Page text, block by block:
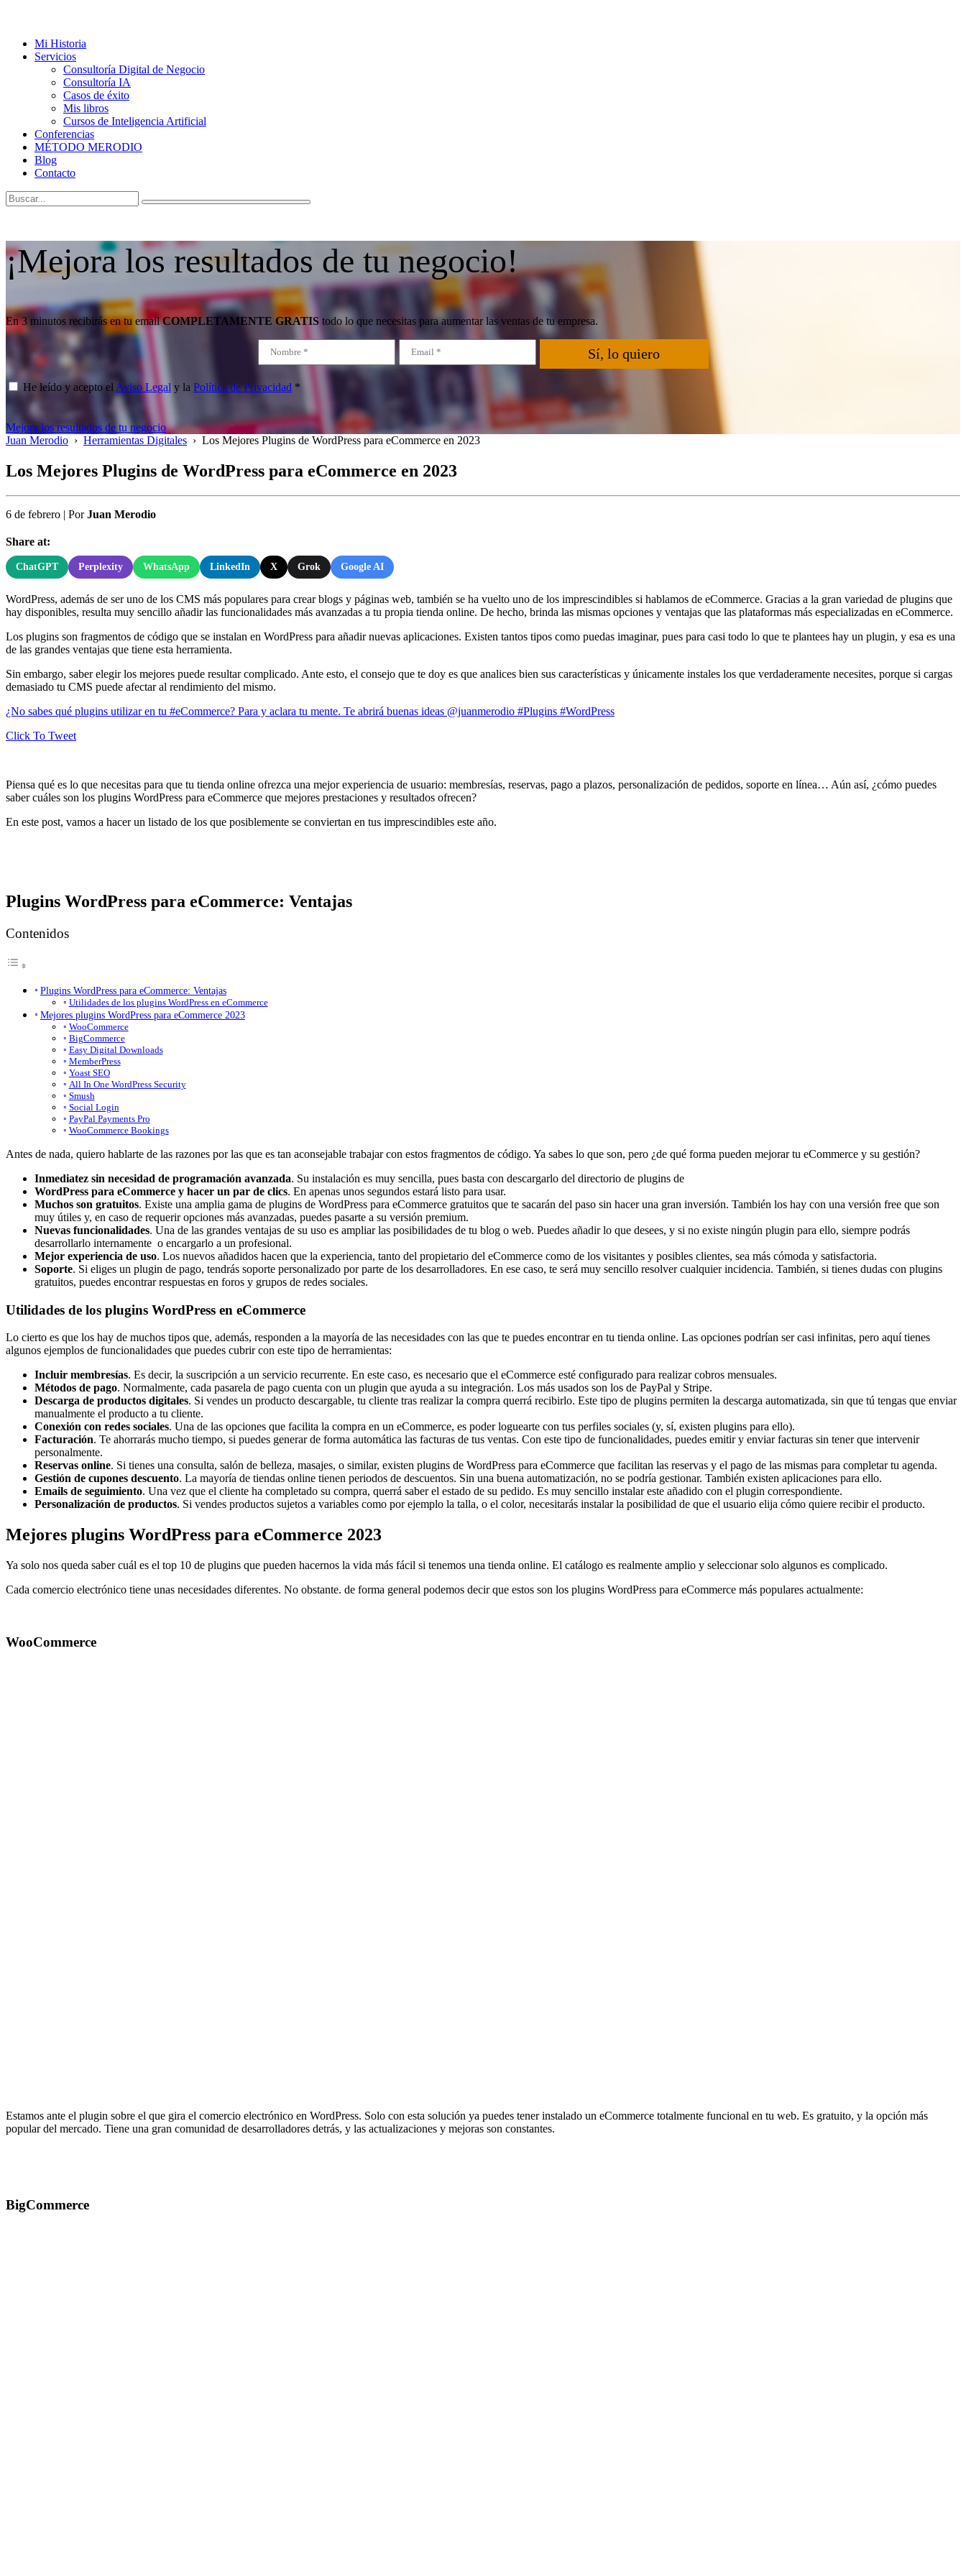
Mi Historia
Servicios
Consultoría Digital de Negocio
Consultoría IA
Casos de éxito
Mis libros
Cursos de Inteligencia Artificial
Conferencias
MÉTODO MERODIO
Blog
Contacto
¡Mejora los resultados de tu negocio!
En 3 minutos recibirás en tu emailCOMPLETAMENTE GRATIS todo lo que necesitas para aumentar las ventas de tu empresa.
Sí, lo quiero
He leído y acepto el Aviso Legal y la Política de Privacidad *
Mejora los resultados de tu negocio
Juan Merodio › Herramientas Digitales › Los Mejores Plugins de WordPress para eCommerce en 2023
Los Mejores Plugins de WordPress para eCommerce en 2023
6 de febrero | PorJuan Merodio
Share at:
ChatGPT Perplexity WhatsApp LinkedIn X Grok Google AI
WordPress, además de ser uno de los CMS más populares para crear blogs y páginas web, también se ha vuelto uno de los imprescindibles si hablamos de eCommerce. Gracias a la gran variedad de plugins que
hay disponibles, resulta muy sencillo añadir las funcionalidades más avanzadas a tu propia tienda online. De hecho, brinda las mismas opciones y ventajas que las plataformas más especializadas en eCommerce.
Los plugins son fragmentos de código que se instalan en WordPress para añadir nuevas aplicaciones. Existen tantos tipos como puedas imaginar, pues para casi todo lo que te plantees hay un plugin, y esa es una
de las grandes ventajas que tiene esta herramienta.
Sin embargo, saber elegir los mejores puede resultar complicado. Ante esto, el consejo que te doy es que analices bien sus características y únicamente instales los que verdaderamente necesites, porque si cargas
demasiado tu CMS puede afectar al rendimiento del mismo.
¿No sabes qué plugins utilizar en tu #eCommerce? Para y aclara tu mente. Te abrirá buenas ideas @juanmerodio #Plugins #WordPress
Click To Tweet
Piensa qué es lo que necesitas para que tu tienda online ofrezca una mejor experiencia de usuario: membresías, reservas, pago a plazos, personalización de pedidos, soporte en línea… Aún así, ¿cómo puedes
saber cuáles son los plugins WordPress para eCommerce que mejores prestaciones y resultados ofrecen?
En este post, vamos a hacer un listado de los que posiblemente se conviertan en tus imprescindibles este año.
Plugins WordPress para eCommerce: Ventajas
Contenidos
Plugins WordPress para eCommerce: Ventajas
Utilidades de los plugins WordPress en eCommerce
Mejores plugins WordPress para eCommerce 2023
WooCommerce
BigCommerce
Easy Digital Downloads
MemberPress
Yoast SEO
All In One WordPress Security
Smush
Social Login
PayPal Payments Pro
WooCommerce Bookings
Antes de nada, quiero hablarte de las razones por las que es tan aconsejable trabajar con estos fragmentos de código. Ya sabes lo que son, pero ¿de qué forma pueden mejorar tu eCommerce y su gestión?
Inmediatez sin necesidad de programación avanzada. Su instalación es muy sencilla, pues basta con descargarlo del directorio de plugins de
WordPress para eCommerce y hacer un par de clics. En apenas unos segundos estará listo para usar.
Muchos son gratuitos. Existe una amplia gama de plugins de WordPress para eCommerce gratuitos que te sacarán del paso sin hacer una gran inversión. También los hay con una versión free que son
muy útiles y, en caso de requerir opciones más avanzadas, puedes pasarte a su versión premium.
Nuevas funcionalidades. Una de las grandes ventajas de su uso es ampliar las posibilidades de tu blog o web. Puedes añadir lo que desees, y si no existe ningún plugin para ello, siempre podrás
desarrollarlo internamente o encargarlo a un profesional.
Mejor experiencia de uso. Los nuevos añadidos hacen que la experiencia, tanto del propietario del eCommerce como de los visitantes y posibles clientes, sea más cómoda y satisfactoria.
Soporte. Si eliges un plugin de pago, tendrás soporte personalizado por parte de los desarrolladores. En ese caso, te será muy sencillo resolver cualquier incidencia. También, si tienes dudas con plugins
gratuitos, puedes encontrar respuestas en foros y grupos de redes sociales.
Utilidades de los plugins WordPress en eCommerce
Lo cierto es que los hay de muchos tipos que, además, responden a la mayoría de las necesidades con las que te puedes encontrar en tu tienda online. Las opciones podrían ser casi infinitas, pero aquí tienes
algunos ejemplos de funcionalidades que puedes cubrir con este tipo de herramientas:
Incluir membresías. Es decir, la suscripción a un servicio recurrente. En este caso, es necesario que el eCommerce esté configurado para realizar cobros mensuales.
Métodos de pago. Normalmente, cada pasarela de pago cuenta con un plugin que ayuda a su integración. Los más usados son los de PayPal y Stripe.
Descarga de productos digitales. Si vendes un producto descargable, tu cliente tras realizar la compra querrá recibirlo. Este tipo de plugins permiten la descarga automatizada, sin que tú tengas que enviar
manualmente el producto a tu cliente.
Conexión con redes sociales. Una de las opciones que facilita la compra en un eCommerce, es poder loguearte con tus perfiles sociales (y, sí, existen plugins para ello).
Facturación. Te ahorrarás mucho tiempo, si puedes generar de forma automática las facturas de tus ventas. Con este tipo de funcionalidades, puedes emitir y enviar facturas sin tener que intervenir
personalmente.
Reservas online. Si tienes una consulta, salón de belleza, masajes, o similar, existen plugins de WordPress para eCommerce que facilitan las reservas y el pago de las mismas para completar tu agenda.
Gestión de cupones descuento. La mayoría de tiendas online tienen periodos de descuentos. Sin una buena automatización, no se podría gestionar. También existen aplicaciones para ello.
Emails de seguimiento. Una vez que el cliente ha completado su compra, querrá saber el estado de su pedido. Es muy sencillo instalar este añadido con el plugin correspondiente.
Personalización de productos. Si vendes productos sujetos a variables como por ejemplo la talla, o el color, necesitarás instalar la posibilidad de que el usuario elija cómo quiere recibir el producto.
Mejores plugins WordPress para eCommerce 2023
Ya solo nos queda saber cuál es el top 10 de plugins que pueden hacernos la vida más fácil si tenemos una tienda online. El catálogo es realmente amplio y seleccionar solo algunos es complicado.
Cada comercio electrónico tiene unas necesidades diferentes. No obstante. de forma general podemos decir que estos son los plugins WordPress para eCommerce más populares actualmente:
WooCommerce
Estamos ante el plugin sobre el que gira el comercio electrónico en WordPress. Solo con esta solución ya puedes tener instalado un eCommerce totalmente funcional en tu web. Es gratuito, y la opción más
popular del mercado. Tiene una gran comunidad de desarrolladores detrás, y las actualizaciones y mejoras son constantes.
BigCommerce